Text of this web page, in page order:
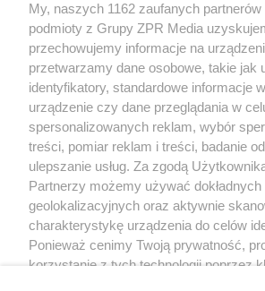
Żaden utwór zamieszczony w serwisie nie może
rozpowszechniany lub dalej rozpowszechniany w
tym także elektroniczny lub mechaniczny) na
eksploatacji w jakiejkolwiek formie, włącznie z
bez pisemnej zgody właściciela praw. Jakiekolwiek
wykorzystanie utworów w całości lub w części z
bez właściwej zgody, jest zabronione pod groźbą
prawnie.
O nas
My, naszych 1162 zaufanych partnerów
podmioty z Grupy ZPR Media
przechowujemy informacje na
przetwarzamy dane osobowe, takie jak
identyfikatory, standardowe informacje
urządzenie czy dane przeglądania w
spersonalizowanych reklam, wybór
treści, pomiar reklam i treści, badanie
ulepszanie usług. Za zgodą
Partnerzy możemy używać
geolokalizacyjnych oraz aktywnie
charakterystykę urządzenia do celów
Ponieważ cenimy Twoją prywatność,
korzystanie z tych technologii poprzez